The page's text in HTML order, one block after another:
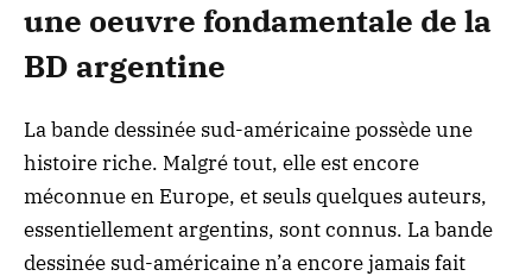
une oeuvre fondamentale de la
BD argentine
La bande dessinée sud-américaine possède une
histoire riche. Malgré tout, elle est encore
méconnue en Europe, et seuls quelques auteurs,
essentiellement argentins, sont connus. La bande
dessinée sud-américaine n’a encore jamais fait